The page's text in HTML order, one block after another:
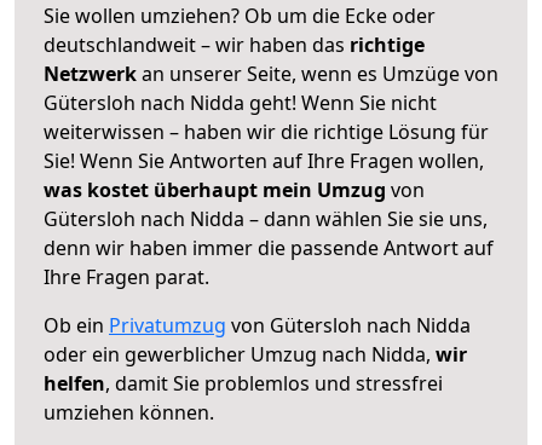
Sie wollen umziehen? Ob um die Ecke oder
deutschlandweit – wir haben das richtige
Netzwerkan unserer Seite, wenn es Umzüge von
Gütersloh nach Nidda geht! Wenn Sie nicht
weiterwissen – haben wir die richtige Lösung für
Sie! Wenn Sie Antworten auf Ihre Fragen wollen,
was kostet überhaupt mein Umzug von
Gütersloh nach Nidda – dann wählen Sie sie uns,
denn wir haben immer die passende Antwort auf
Ihre Fragen parat.
Ob ein Privatumzug von Gütersloh nach Nidda
oder ein gewerblicher Umzug nach Nidda, wir
helfen, damit Sie problemlos und stressfrei
umziehen können.